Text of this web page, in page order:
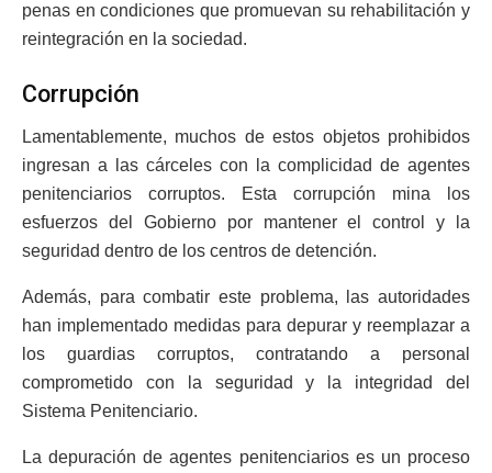
penas en condiciones que promuevan su rehabilitación y
reintegración en la sociedad.
Corrupción
Lamentablemente, muchos de estos objetos prohibidos
ingresan a las cárceles con la complicidad de agentes
penitenciarios corruptos. Esta corrupción mina los
esfuerzos del Gobierno por mantener el control y la
seguridad dentro de los centros de detención.
Además, para combatir este problema, las autoridades
han implementado medidas para depurar y reemplazar a
los guardias corruptos, contratando a personal
comprometido con la seguridad y la integridad del
Sistema Penitenciario.
La depuración de agentes penitenciarios es un proceso